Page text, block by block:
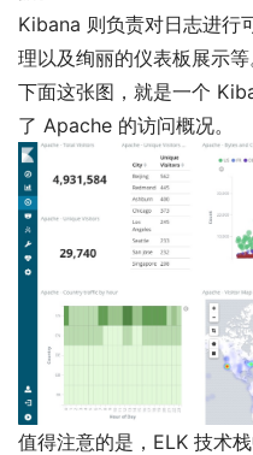
Kibana 则负责对日志进行
理以及绚丽的仪表板展示等
下面这张图，就是一个
了 Apache 的访问概况。
值得注意的是，ELK 技术